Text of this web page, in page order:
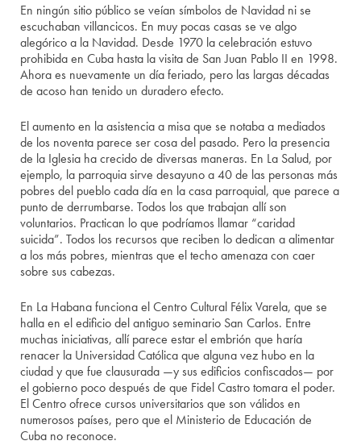
En ningún sitio público se veían símbolos de Navidad ni se
escuchaban villancicos. En muy pocas casas se ve algo
alegórico a la Navidad. Desde 1970 la celebración estuvo
prohibida en Cuba hasta la visita de San Juan Pablo II en 1998.
Ahora es nuevamente un día feriado, pero las largas décadas
de acoso han tenido un duradero efecto.
El aumento en la asistencia a misa que se notaba a mediados
de los noventa parece ser cosa del pasado. Pero la presencia
de la Iglesia ha crecido de diversas maneras. En La Salud, por
ejemplo, la parroquia sirve desayuno a 40 de las personas más
pobres del pueblo cada día en la casa parroquial, que parece a
punto de derrumbarse. Todos los que trabajan allí son
voluntarios. Practican lo que podríamos llamar “caridad
suicida”. Todos los recursos que reciben lo dedican a alimentar
a los más pobres, mientras que el techo amenaza con caer
sobre sus cabezas.
En La Habana funciona el Centro Cultural Félix Varela, que se
halla en el edificio del antiguo seminario San Carlos. Entre
muchas iniciativas, allí parece estar el embrión que haría
renacer la Universidad Católica que alguna vez hubo en la
ciudad y que fue clausurada —y sus edificios confiscados— por
el gobierno poco después de que Fidel Castro tomara el poder.
El Centro ofrece cursos universitarios que son válidos en
numerosos países, pero que el Ministerio de Educación de
Cuba no reconoce.